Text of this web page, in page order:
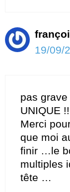
19/09/
pas
UNIQUE !!
Merci
que moi
finir …le
multiples
tête …